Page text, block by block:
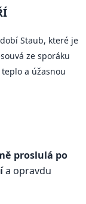
Staub, které je
ze sporáku
a úžasnou
proslulá po
a opravdu